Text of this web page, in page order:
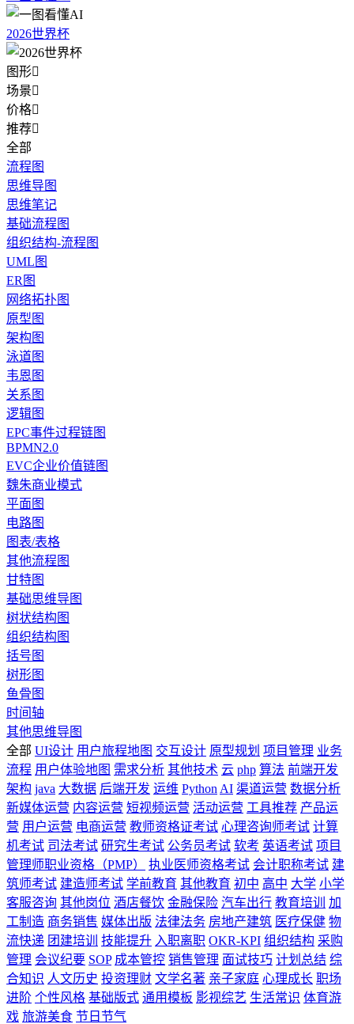
2026世界杯
图形
场景
价格
推荐
全部
流程图
思维导图
思维笔记
基础流程图
组织结构-流程图
UML图
ER图
网络拓扑图
原型图
架构图
泳道图
韦恩图
关系图
逻辑图
EPC事件过程链图
BPMN2.0
EVC企业价值链图
魏朱商业模式
平面图
电路图
图表/表格
其他流程图
甘特图
基础思维导图
树状结构图
组织结构图
括号图
树形图
鱼骨图
时间轴
其他思维导图
全部 UI设计 用户旅程地图 交互设计 原型规划 项目管理 业务
流程 用户体验地图 需求分析 其他技术 云 php 算法 前端开发
架构 java 大数据 后端开发 运维 Python AI 渠道运营 数据分析
新媒体运营 内容运营 短视频运营 活动运营 工具推荐 产品运
营 用户运营 电商运营 教师资格证考试 心理咨询师考试 计算
机考试 司法考试 研究生考试 公务员考试 软考 英语考试 项目
管理师职业资格（PMP）
执业医师资格考试 会计职称考试 建
筑师考试 建造师考试 学前教育 其他教育 初中 高中 大学 小学
客服咨询 其他岗位 酒店餐饮 金融保险 汽车出行 教育培训
加
工制造 商务销售 媒体出版 法律法务 房地产建筑 医疗保健 物
流快递 团建培训 技能提升 入职离职 OKR-KPI 组织结构 采购
管理 会议纪要 SOP 成本管控 销售管理 面试技巧 计划总结 综
合知识 人文历史 投资理财 文学名著 亲子家庭 心理成长 职场
进阶 个性风格 基础版式 通用模板 影视综艺 生活常识 体育游
戏 旅游美食 节日节气